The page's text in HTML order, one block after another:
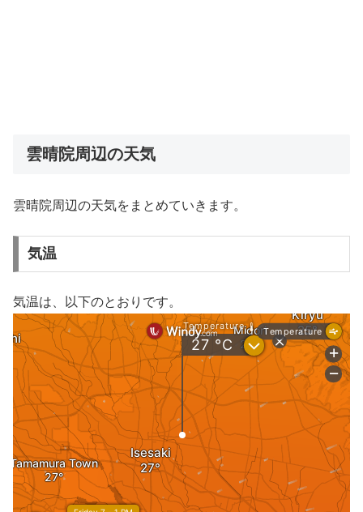
雲晴院周辺の天気
雲晴院周辺の天気をまとめていきます。
気温
気温は、以下のとおりです。